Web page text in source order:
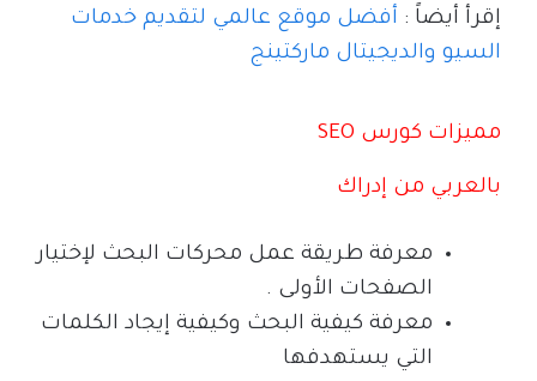
إقرأ أيضاً : أفضل موقع عالمي لتقديم خدمات
السيو والديجيتال ماركتينج
مميزات كورسSEO
بالعربي من إدراك
معرفة طريقة عمل محركات البحث لإختيار
الصفحات الأولى .
معرفة كيفية البحث وكيفية إيجاد الكلمات
التي يستهدفها